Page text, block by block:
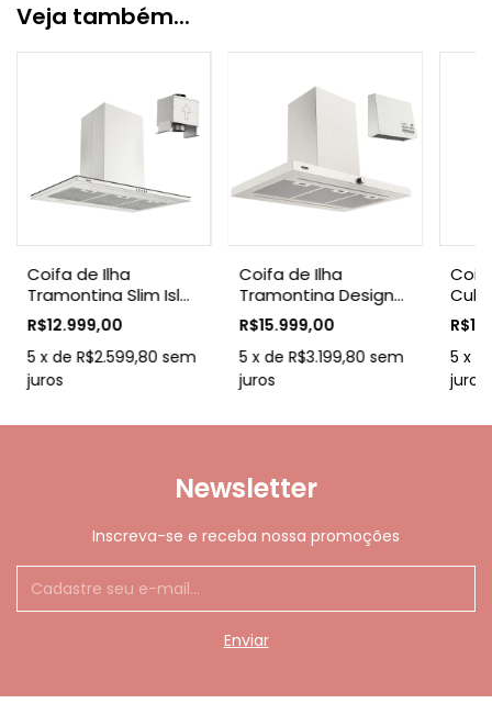
Veja também...
Coifa de Ilha
Tramontina Slim Isla
90 Split em Aço Inox
com Acabamento
Acetinado 90 cm
R$12.999,00
5 x de R$2.599,80 sem
juros
Coifa de Ilha
Tramontina Design
Collection Dritta Isla
Silent Pro 90 220 V
em Aço Inox
R$15.999,00
5 x de R$3.199,80 sem
juros
Inox
Steel
5 x
juros
Newsletter
Inscreva-se e receba nossa promoções